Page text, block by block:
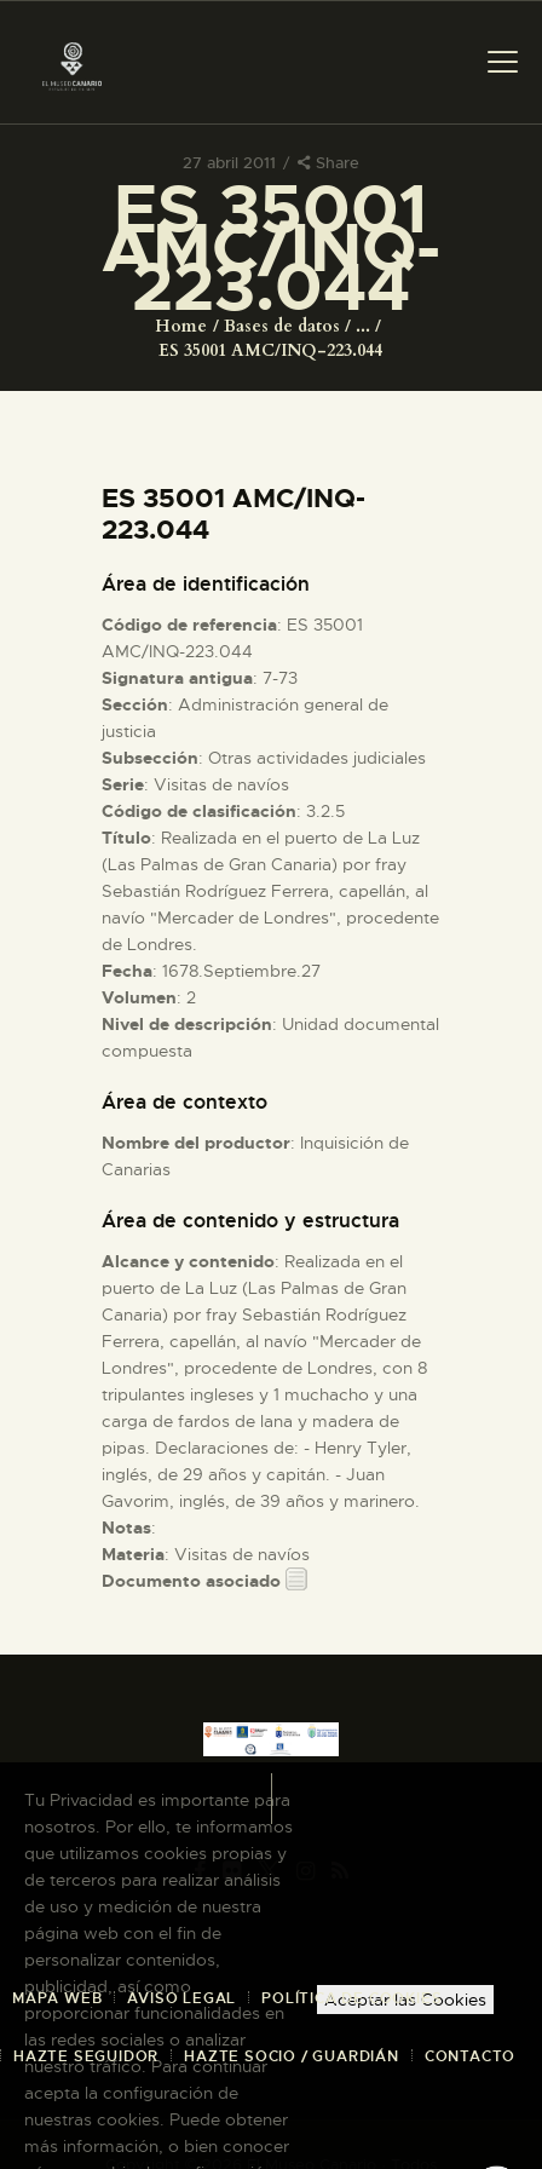
27 abril 2011 Share
ES 35001
AMC/INQ-
223.044
Home Bases de datos
...
ES 35001 AMC/INQ-223.044
PREPARAR LA VISITA
ACTIVIDADES
COLECCIONES
ESPAÑOL
PREPARAR LA VISITA
ACTIVIDADES
█
EL MUSEO
COLECCIONES
ESPAÑOL
ES 35001 AMC/INQ-
223.044
Área de identificación
Código de referencia: ES 35001
AMC/INQ-223.044
Signatura antigua: 7-73
Sección: Administración general de
justicia
Subsección: Otras actividades judiciales
Serie: Visitas de navíos
Código de clasificación: 3.2.5
Título: Realizada en el puerto de La Luz
(Las Palmas de Gran Canaria) por fray
Sebastián Rodríguez Ferrera, capellán, al
navío "Mercader de Londres", procedente
de Londres.
Fecha: 1678.Septiembre.27
Volumen: 2
Nivel de descripción: Unidad documental
compuesta
Área de contexto
Nombre del productor: Inquisición de
Canarias
Área de contenido y estructura
Alcance y contenido: Realizada en el
puerto de La Luz (Las Palmas de Gran
Canaria) por fray Sebastián Rodríguez
Ferrera, capellán, al navío "Mercader de
Londres", procedente de Londres, con 8
tripulantes ingleses y 1 muchacho y una
carga de fardos de lana y madera de
pipas. Declaraciones de: - Henry Tyler,
inglés, de 29 años y capitán. - Juan
Gavorim, inglés, de 39 años y marinero.
Notas:
Materia: Visitas de navíos
Documento asociado
MAPA WEB AVISO LEGAL POLÍTICA DE COOKIES
HAZTE SEGUIDOR HAZTE SOCIO / GUARDIÁN CONTACTO
Copyright © 2026 El Museo Canario · Todos
Tu Privacidad es importante para
nosotros. Por ello, te informamos
que utilizamos cookies propias y
de terceros para realizar análisis
de uso y medición de nuestra
página web con el fin de
personalizar contenidos,
publicidad, así como
proporcionar funcionalidades en
las redes sociales o analizar
nuestro tráfico. Para continuar
acepta la configuración de
nuestras cookies. Puede obtener
más información, o bien conocer
Aceptar las Cookies